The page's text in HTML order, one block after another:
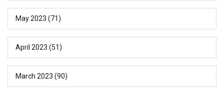
May 2023 (71)
April 2023 (51)
March 2023 (90)